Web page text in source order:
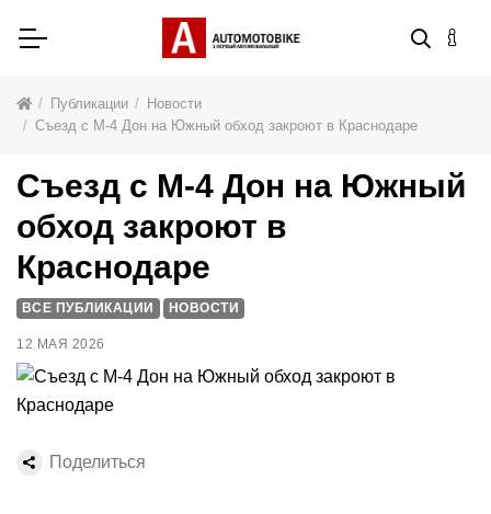
Публикации
Новости
Съезд с М-4 Дон на Южный обход закроют в Краснодаре
Съезд с М-4 Дон на Южный
обход закроют в
Краснодаре
ВСЕ ПУБЛИКАЦИИ НОВОСТИ
12 МАЯ 2026
Поделиться